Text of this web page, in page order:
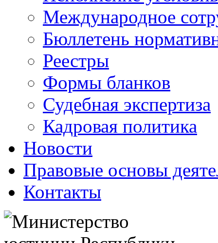
Международное
Бюллетень
Реестры
Формы бланков
Судебная экспертиза
Кадровая политика
Новости
Правовые основы
Контакты